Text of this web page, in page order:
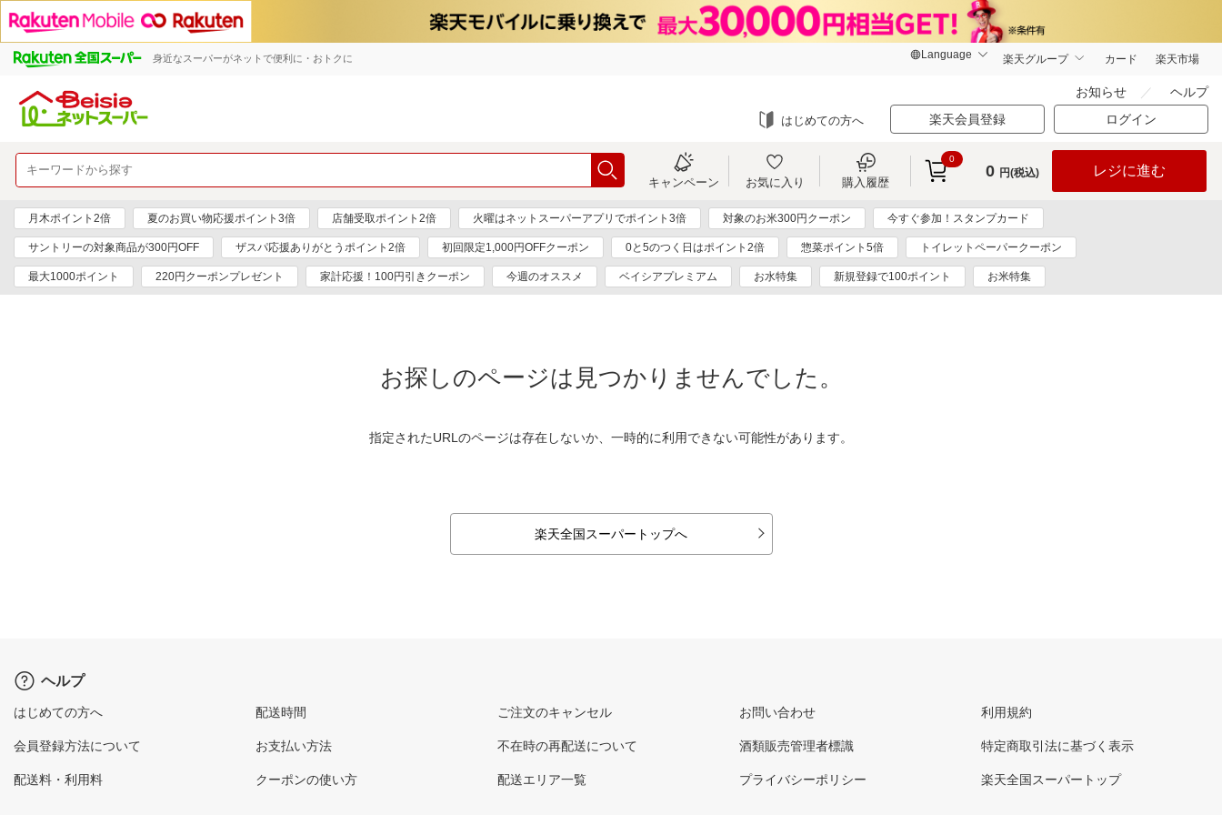
身近なスーパーがネットで便利に・おトクに 楽天グループ カード 楽天市場
お知らせ ヘルプ
はじめての方へ 楽天会員登録 ログイン
キャンペーン お気に入り 購入履歴
0
0 円(税込) レジに進む
月木ポイント2倍 夏のお買い物応援ポイント3倍 店舗受取ポイント2倍 火曜はネットスーパーアプリでポイント3倍 対象のお米300円クーポン 今すぐ参加！スタンプカード
サントリーの対象商品が300円OFF ザスパ応援ありがとうポイント2倍 初回限定1,000円OFFクーポン 0と5のつく日はポイント2倍 惣菜ポイント5倍 トイレットペーパークーポン
最大1000ポイント 220円クーポンプレゼント 家計応援！100円引きクーポン 今週のオススメ ベイシアプレミアム お水特集 新規登録で100ポイント お米特集
お探しのページは見つかりませんでした。
指定されたURLのページは存在しないか、一時的に利用できない可能性があります。
楽天全国スーパートップへ
ヘルプ
はじめての方へ
会員登録方法について
配送料・利用料
配送時間
お支払い方法
クーポンの使い方
ご注文のキャンセル
不在時の再配送について
配送エリア一覧
お問い合わせ
酒類販売管理者標識
プライバシーポリシー
利用規約
特定商取引法に基づく表示
楽天全国スーパートップ